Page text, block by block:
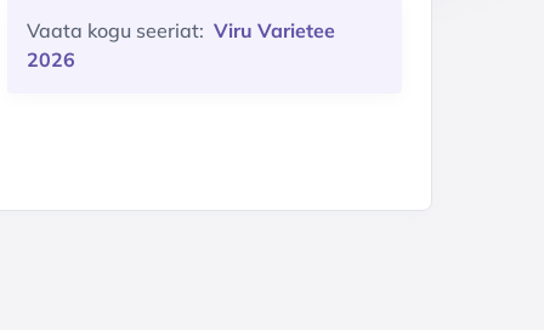
Vaata kogu seeriat: Viru Varietee
2026